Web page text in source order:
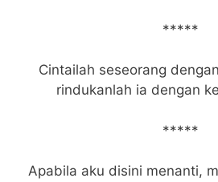
*****
Cintailah seseorang
rindukanlah ia dengan
*****
Apabila aku disini menanti,